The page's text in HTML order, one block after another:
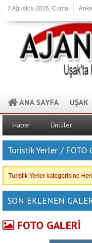
7 Ağustos 2026, Cuma
ANA SAYFA UŞAK
Haber Ünlüler
Turistik Yerler / FOTO
Turistik Yerler kategorisine
SON EKLENEN
FOTO GALERİ